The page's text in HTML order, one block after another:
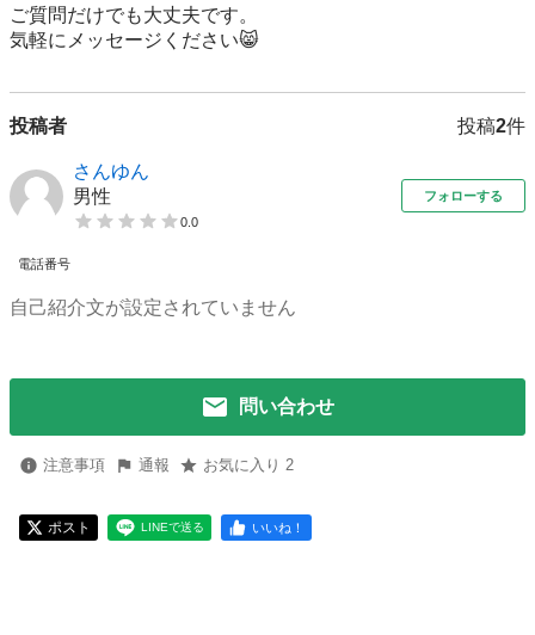
ご質問だけでも大丈夫です。
気軽にメッセージください😸
投稿者 投稿2件
さんゆん
男性
0.0
フォローする
電話番号
自己紹介文が設定されていません
問い合わせ
注意事項 通報 お気に入り 2
ポスト LINEで送る いいね！